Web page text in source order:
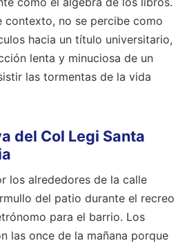
contexto, no se percibe como
hacia un título universitario,
lenta y minuciosa de un
las tormentas de la vida
del Col Legi Santa
los alrededores de la calle
del patio durante el recreo
para el barrio. Los
las once de la mañana porque